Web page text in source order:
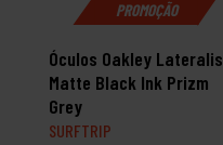
PROMOÇÃO
Óculos Oakley Lateralis
Matte Black Ink Prizm
Grey
SURFTRIP